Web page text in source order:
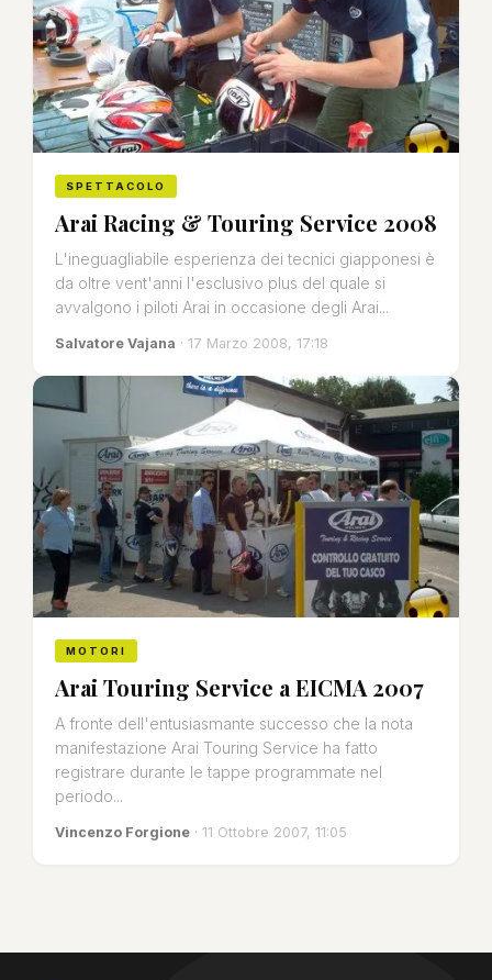
SPETTACOLO
Arai Racing & Touring Service 2008
L'ineguagliabile esperienza dei tecnici giapponesi è
da oltre vent'anni l'esclusivo plus del quale si
avvalgono i piloti Arai in occasione degli Arai...
Salvatore Vajana · 17 Marzo 2008, 17:18
MOTORI
Arai Touring Service a EICMA 2007
A fronte dell'entusiasmante successo che la nota
manifestazione Arai Touring Service ha fatto
registrare durante le tappe programmate nel
periodo...
Vincenzo Forgione · 11 Ottobre 2007, 11:05